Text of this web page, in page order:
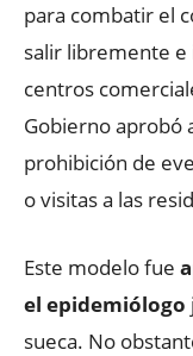
para combatir el
salir libremente e
centros
Gobierno aprobó
prohibición de
o visitas a las
Este modelo fue
el epidemiólogo
sueca. No